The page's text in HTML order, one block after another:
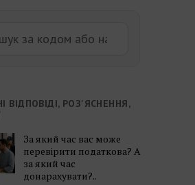
ВІДПОВІДІ, РОЗ'ЯСНЕННЯ,
За який час вас може
перевірити податкова? А
за який час
донарахувати?..